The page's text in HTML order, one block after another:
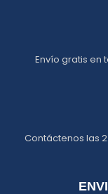
Envío gratis en
Contáctenos las